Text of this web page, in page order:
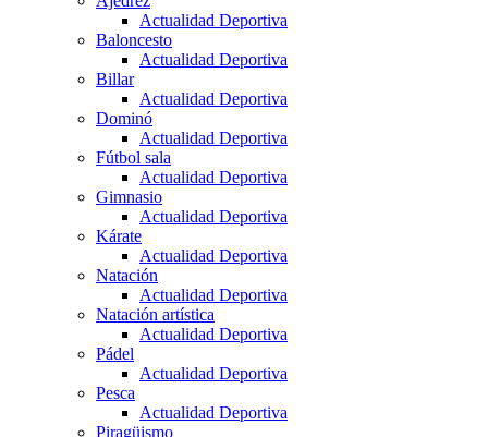
Actualidad Deportiva
Baloncesto
Actualidad Deportiva
Billar
Actualidad Deportiva
Dominó
Actualidad Deportiva
Fútbol sala
Actualidad Deportiva
Gimnasio
Actualidad Deportiva
Kárate
Actualidad Deportiva
Natación
Actualidad Deportiva
Natación artística
Actualidad Deportiva
Pádel
Actualidad Deportiva
Pesca
Actualidad Deportiva
Piragüismo